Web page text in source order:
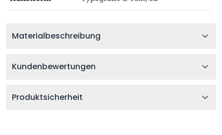
Materialbeschreibung
Kundenbewertungen
Produktsicherheit